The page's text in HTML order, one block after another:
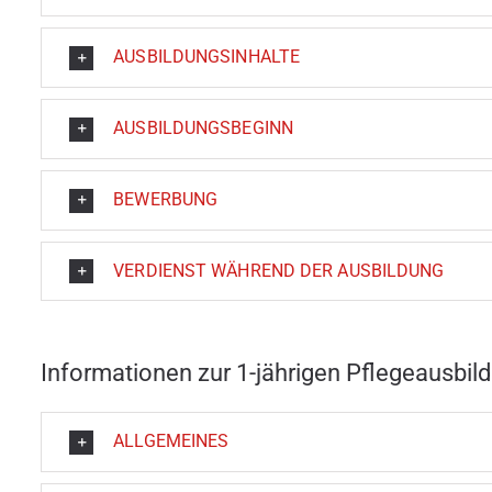
AUSBILDUNGSINHALTE
AUSBILDUNGSBEGINN
BEWERBUNG
VERDIENST WÄHREND DER AUSBILDUNG
Informationen zur 1-jährigen
ALLGEMEINES